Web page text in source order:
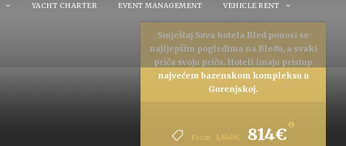
YACHT CHARTER EVENT MANAGEMENT VEHICLE RENT
Smještaj Sava hotela Bled ponosi se
najljepšim pogledima na Bledu, a svaki
priča svoju priču. Hoteli imaju pristup
najvećem bazenskom kompleksu u
Gorenjskoj.
From 1,850€ 814€